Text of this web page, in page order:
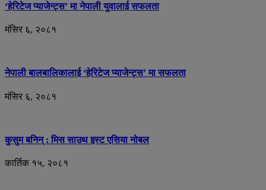
‘हेरिटेज प्याजेन्ट्स’ मा नेपाली युवालाई सफलता
मंसिर ६, २०८१
नेपाली बालबालिकालाई ‘हेरिटेज प्याजेन्ट्स’ मा सफलता
मंसिर ६, २०८१
कुसुम बनिन् : मिस साउथ इस्ट एसिया नोबल
कार्तिक १५, २०८१